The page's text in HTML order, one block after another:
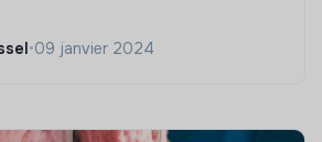
•09 janvier 2024